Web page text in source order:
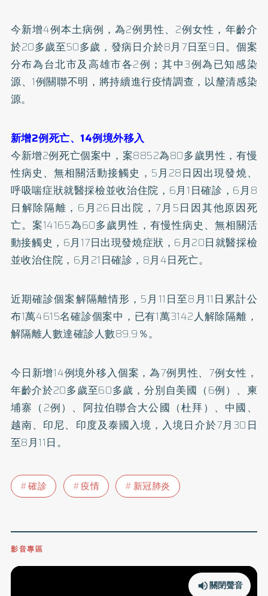
今新增4例本土病例，為2例男性、2例女性，年齡介
於20多歲至50多歲，發病日介於8月7日至9日。個案
分布為台北市及高雄市各2例；其中3例為已知感染
源、1例關聯不明，將持續進行疫情調查，以釐清感染
源。
新增2例死亡、14例境外移入
今新增2例死亡個案中，案8852為80多歲男性，有慢
性病史、無相關活動接觸史，5月28日因出現發燒、
呼吸喘症狀就醫採檢並收治住院，6月1日確診，6月8
日解除隔離，6月26日出院，7月5日因其他原因死
亡。案14165為60多歲男性，有慢性病史、無相關活
動接觸史，6月17日出現發燒症狀，6月20日就醫採檢
並收治住院，6月21日確診，8月4日死亡。
近期確診個案解隔離情形，5月11日至8月11日累計公
布1萬4615名確診個案中，已有1萬3142人解除隔離，
解隔離人數達確診人數89.9％。
今日新增14例境外移入個案，為7例男性、7例女性，
年齡介於20多歲至60多歲，分別自美國（6例）、柬
埔寨（2例）、阿拉伯聯合大公國（杜拜）、中國、
越南、印尼、印度及泰國入境，入境日介於7月30日
至8月11日。
確診 疫情 新冠肺炎
影音專區
關閉聲音